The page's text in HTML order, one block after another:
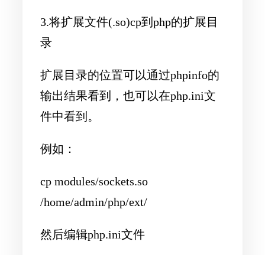
3.将扩展文件(.so)cp到php的扩展目
录
扩展目录的位置可以通过phpinfo的
输出结果看到，也可以在php.ini文
件中看到。
例如：
cp modules/sockets.so
/home/admin/php/ext/
然后编辑php.ini文件